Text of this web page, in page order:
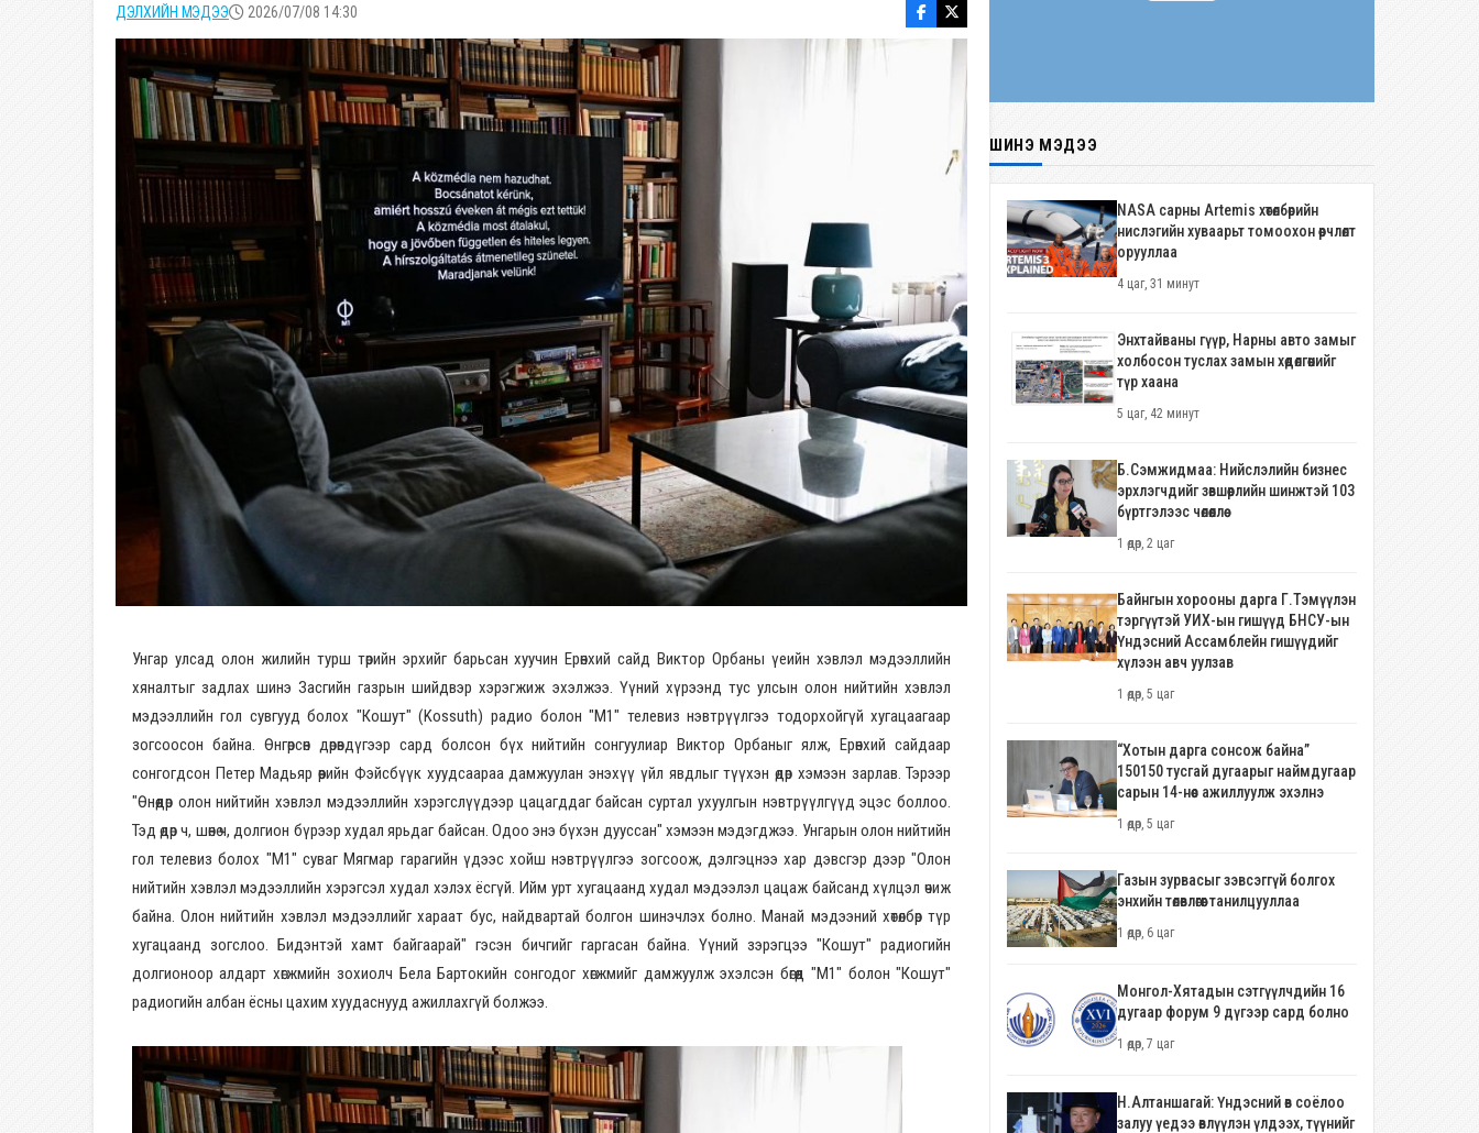
ДЭЛХИЙН МЭДЭЭ 2026/07/08 14:30
Унгар улсад олон жилийн турш төрийн эрхийг барьсан хуучин Ерөнхий сайд Виктор Орбаны үеийн хэвлэл мэдээллийн
хяналтыг задлах шинэ Засгийн газрын шийдвэр хэрэгжиж эхэлжээ. Үүний хүрээнд тус улсын олон нийтийн хэвлэл
мэдээллийн гол сувгууд болох "Кошут" (Kossuth) радио болон "М1" телевиз нэвтрүүлгээ тодорхойгүй хугацаагаар
зогсоосон байна. Өнгөрсөн дөрөвдүгээр сард болсон бүх нийтийн сонгуулиар Виктор Орбаныг ялж, Ерөнхий сайдаар
сонгогдсон Петер Мадьяр өөрийн Фэйсбүүк хуудсаараа дамжуулан энэхүү үйл явдлыг түүхэн өдөр хэмээн зарлав. Тэрээр
"Өнөөдөр олон нийтийн хэвлэл мэдээллийн хэрэгслүүдээр цацагддаг байсан суртал ухуулгын нэвтрүүлгүүд эцэс боллоо.
Тэд өдөр ч, шөнө ч, долгион бүрээр худал ярьдаг байсан. Одоо энэ бүхэн дууссан" хэмээн мэдэгджээ. Унгарын олон нийтийн
гол телевиз болох "М1" суваг Мягмар гарагийн үдээс хойш нэвтрүүлгээ зогсоож, дэлгэцнээ хар дэвсгэр дээр "Олон
нийтийн хэвлэл мэдээллийн хэрэгсэл худал хэлэх ёсгүй. Ийм урт хугацаанд худал мэдээлэл цацаж байсанд хүлцэл өчиж
байна. Олон нийтийн хэвлэл мэдээллийг хараат бус, найдвартай болгон шинэчлэх болно. Манай мэдээний хөтөлбөр түр
хугацаанд зогслоо. Бидэнтэй хамт байгаарай" гэсэн бичгийг гаргасан байна. Үүний зэрэгцээ "Кошут" радиогийн
долгионоор алдарт хөгжмийн зохиолч Бела Бартокийн сонгодог хөгжмийг дамжуулж эхэлсэн бөгөөд "М1" болон "Кошут"
радиогийн албан ёсны цахим хуудаснууд ажиллахгүй болжээ.
ШИНЭ МЭДЭЭ
NASA сарны Artemis хөтөлбөрийн
нислэгийн хуваарьт томоохон өөрчлөлт
орууллаа
4 цаг, 31 минут
Энхтайваны гүүр, Нарны авто замыг
холбосон туслах замын хөдөлгөөнийг
түр хаана
5 цаг, 42 минут
Б.Сэмжидмаа: Нийслэлийн бизнес
эрхлэгчдийг зөвшөөрлийн шинжтэй 103
бүртгэлээс чөлөөллөө
1 өдөр, 2 цаг
Байнгын хорооны дарга Г.Тэмүүлэн
тэргүүтэй УИХ-ын гишүүд БНСУ-ын
Үндэсний Ассамблейн гишүүдийг
хүлээн авч уулзав
1 өдөр, 5 цаг
“Хотын дарга сонсож байна”
150150 тусгай дугаарыг наймдугаар
сарын 14-нөөс ажиллуулж эхэлнэ
1 өдөр, 5 цаг
Газын зурвасыг зэвсэггүй болгох
энхийн төлөвлөгөөг танилцууллаа
1 өдөр, 6 цаг
Монгол-Хятадын сэтгүүлчдийн 16
дугаар форум 9 дүгээр сард болно
1 өдөр, 7 цаг
Н.Алтаншагай: Үндэсний өв соёлоо
залуу үедээ өвлүүлэн үлдээх, түүнийг